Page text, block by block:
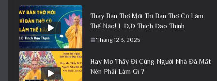
Thay Bàn Thờ Mới Thì Bàn Thờ Cũ Làm
Thế Nào! L Đ,Đ Thích Đạo Thịnh
Tháng 12 3, 2025
Hay Mơ Thấy Đi Cùng Người Nhà Đã Mất
Nên Phải Làm Gì ?